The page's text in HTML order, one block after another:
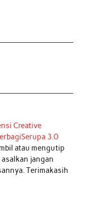
Creative
3.0
atau mengutip
jangan
Terimakasih